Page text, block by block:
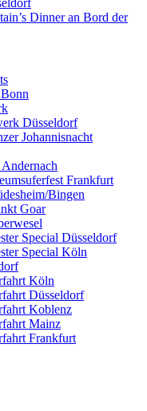
Dinner an Bord der
Düsseldorf
Johannisnacht
Frankfurt
Bingen
Goar
Special Düsseldorf
Special Köln
Köln
Düsseldorf
Koblenz
Mainz
Frankfurt